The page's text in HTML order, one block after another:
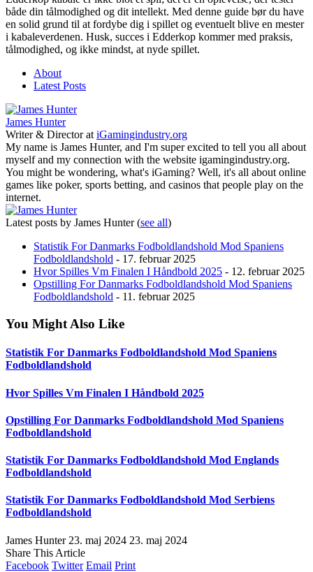
både din tålmodighed og dit intellekt. Med denne guide bør du have
en solid grund til at fordybe dig i spillet og eventuelt blive en mester
i kabaleverdenen. Husk, succes i Edderkop kommer med praksis,
tålmodighed, og ikke mindst, at nyde spillet.
About
Latest Posts
James Hunter
Writer & Directorat iGamingindustry.org
My name is James Hunter, and I'm super excited to tell you all about
myself and my connection with the website igamingindustry.org.
You might be wondering, what's iGaming? Well, it's all about online
games like poker, sports betting, and casinos that people play on the
internet.
Latest posts by James Hunter(see all)
Statistik For Danmarks Fodboldlandshold Mod Spaniens
Fodboldlandshold - 17. februar 2025
Hvor Spilles Vm Finalen I Håndbold 2025 - 12. februar 2025
Opstilling For Danmarks Fodboldlandshold Mod Spaniens
Fodboldlandshold - 11. februar 2025
You Might Also Like
Statistik For Danmarks Fodboldlandshold Mod Spaniens
Fodboldlandshold
Hvor Spilles Vm Finalen I Håndbold 2025
Opstilling For Danmarks Fodboldlandshold Mod Spaniens
Fodboldlandshold
Statistik For Danmarks Fodboldlandshold Mod Englands
Fodboldlandshold
Statistik For Danmarks Fodboldlandshold Mod Serbiens
Fodboldlandshold
James Hunter 23. maj 2024 23. maj 2024
Share This Article
Facebook Twitter Email Print